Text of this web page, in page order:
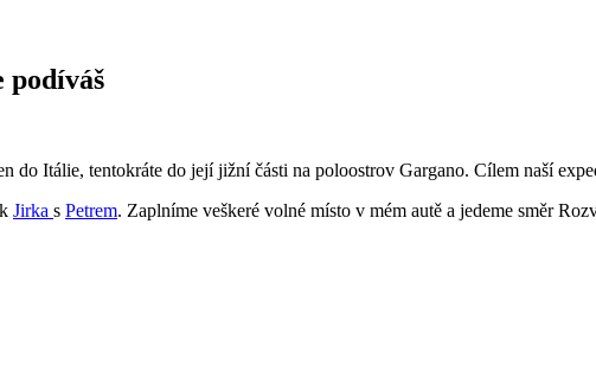
podíváš
Itálie, tentokráte do její jižní části na poloostrov Gargano. Cílem naší
Jirka s Petrem. Zaplníme veškeré volné místo v mém autě a jedeme směr